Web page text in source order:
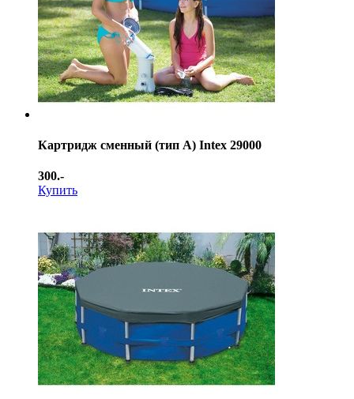
Картридж сменный (тип А) Intex 29000
300.-
Купить